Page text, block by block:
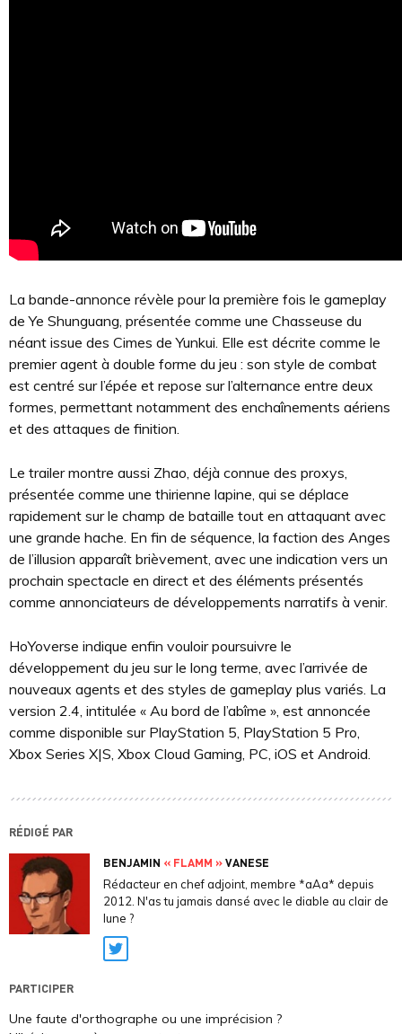
La bande-annonce révèle pour la première fois le gameplay
de Ye Shunguang, présentée comme une Chasseuse du
néant issue des Cimes de Yunkui. Elle est décrite comme le
premier agent à double forme du jeu : son style de combat
est centré sur l’épée et repose sur l’alternance entre deux
formes, permettant notamment des enchaînements aériens
et des attaques de finition.
Le trailer montre aussi Zhao, déjà connue des proxys,
présentée comme une thirienne lapine, qui se déplace
rapidement sur le champ de bataille tout en attaquant avec
une grande hache. En fin de séquence, la faction des Anges
de l’illusion apparaît brièvement, avec une indication vers un
prochain spectacle en direct et des éléments présentés
comme annonciateurs de développements narratifs à venir.
HoYoverse indique enfin vouloir poursuivre le
développement du jeu sur le long terme, avec l’arrivée de
nouveaux agents et des styles de gameplay plus variés. La
version 2.4, intitulée « Au bord de l’abîme », est annoncée
comme disponible sur PlayStation 5, PlayStation 5 Pro,
Xbox Series X|S, Xbox Cloud Gaming, PC, iOS et Android.
RÉDIGÉ PAR
BENJAMIN « FLAMM »VANESE
Rédacteur en chef adjoint, membre *aAa* depuis
2012. N'as tu jamais dansé avec le diable au clair de
lune ?
Twitter
PARTICIPER
Une faute d'orthographe ou une imprécision ?